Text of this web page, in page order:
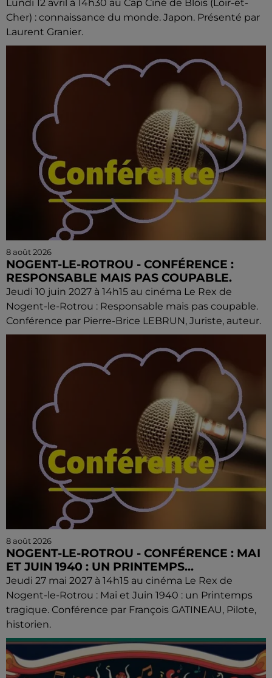
Lundi 12 avril à 14h30 au Cap Ciné de Blois (Loir-et-
Cher) : connaissance du monde. Japon. Présenté par
Laurent Granier.
8 août 2026
NOGENT-LE-ROTROU - CONFÉRENCE :
RESPONSABLE MAIS PAS COUPABLE.
Jeudi 10 juin 2027 à 14h15 au cinéma Le Rex de
Nogent-le-Rotrou : Responsable mais pas coupable.
Conférence par Pierre-Brice LEBRUN, Juriste, auteur.
8 août 2026
NOGENT-LE-ROTROU - CONFÉRENCE : MAI
ET JUIN 1940 : UN PRINTEMPS...
Jeudi 27 mai 2027 à 14h15 au cinéma Le Rex de
Nogent-le-Rotrou : Mai et Juin 1940 : un Printemps
tragique. Conférence par François GATINEAU, Pilote,
historien.